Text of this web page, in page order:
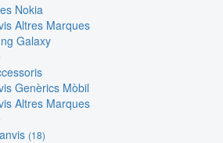
Nokia
Altres Marques
Galaxy
Genèrics Mòbil
Altres Marques
(18)